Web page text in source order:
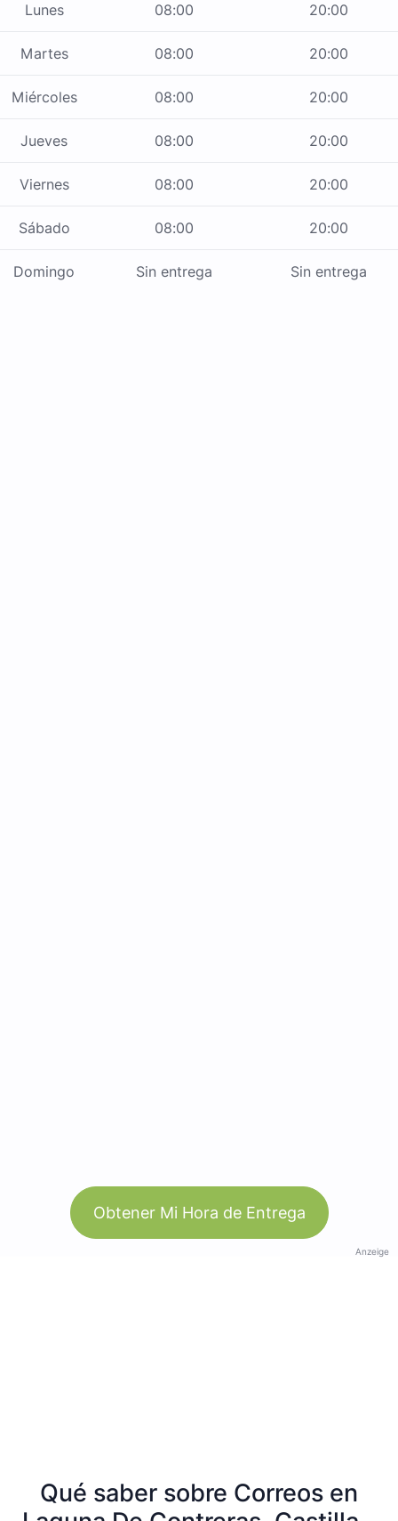
Lunes 08:00 20:00
Martes 08:00 20:00
Miércoles 08:00 20:00
Jueves 08:00 20:00
Viernes 08:00 20:00
Sábado 08:00 20:00
Domingo Sin entrega Sin entrega
Obtener Mi Hora de Entrega
Anzeige
Qué saber sobre Correos en